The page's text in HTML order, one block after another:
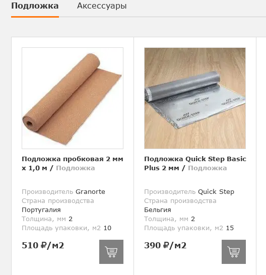
Подложка Аксессуары
Подложка пробковая 2 мм
х 1,0 м / Подложка
Производитель Granorte
Страна производства
Португалия
Толщина, мм 2
Площадь упаковки, м2 10
510 /м2
Подложка Quick Step Basic
Plus 2 мм / Подложка
Производитель Quick Step
Страна производства
Бельгия
Толщина, мм 2
Площадь упаковки, м2 15
390 /м2